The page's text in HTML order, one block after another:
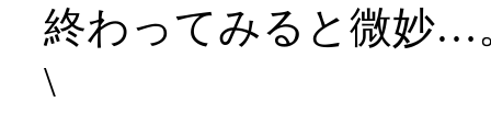
終わってみると微妙…
\